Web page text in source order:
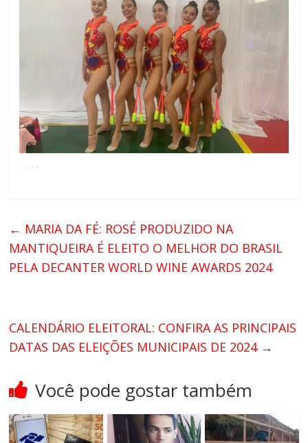
← MARIA DA FÉ: ROSÉ PRODUZIDO NA
MANTIQUEIRA É ELEITO O MELHOR DO BRASIL
PELA DECANTER WORLD WINE AWARDS 2024
CALENDÁRIO ELEITORAL: CONFIRA AS PRINCIPAIS
DATAS DAS ELEIÇÕES MUNICIPAIS DE 2024 →
Você pode gostar também